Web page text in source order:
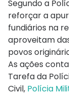
Segundo a
reforçar a
fundiários na
aproveitam
povos
As ações
Tarefa da
Civil, Polícia